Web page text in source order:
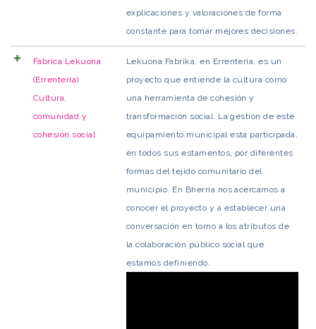
explicaciones y valoraciones de forma
constante para tomar mejores decisiones.
Fábrica Lekuona
(Errenteria)
Cultura,
comunidad y
cohesión social
Lekuona Fabrika, en Errenteria, es un
proyecto que entiende la cultura como
una herramienta de cohesión y
transformación social. La gestión de este
equipamiento municipal está participada,
en todos sus estamentos, por diferentes
formas del tejido comunitario del
municipio. En Bherria nos acercamos a
conocer el proyecto y a establecer una
conversación en torno a los atributos de
la colaboración público social que
estamos definiendo.